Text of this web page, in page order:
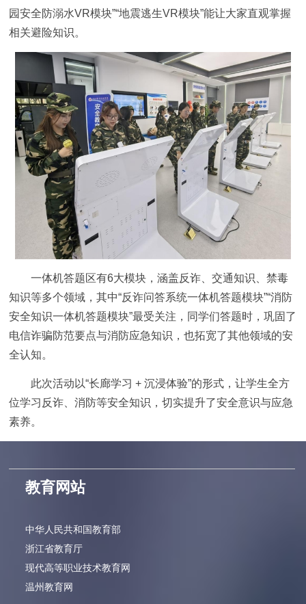
园安全防溺水VR模块”“地震逃生VR模块”能让大家直观掌握
相关避险知识。
一体机答题区有6大模块，涵盖反诈、交通知识、禁毒
知识等多个领域，其中“反诈问答系统一体机答题模块”“消防
安全知识一体机答题模块”最受关注，同学们答题时，巩固了
电信诈骗防范要点与消防应急知识，也拓宽了其他领域的安
全认知。
此次活动以“长廊学习 + 沉浸体验”的形式，让学生全方
位学习反诈、消防等安全知识，切实提升了安全意识与应急
素养。
教育网站
中华人民共和国教育部
浙江省教育厅
现代高等职业技术教育网
温州教育网